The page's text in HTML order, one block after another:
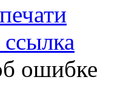
ошибке